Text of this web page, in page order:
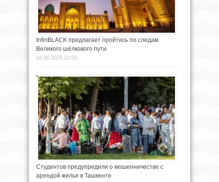
InfinBLACK предлагает пройтись по следам
Великого шёлкового пути
16.06.2025 22:00
Студентов предупредили о мошенничестве с
арендой жилья в Ташкенте